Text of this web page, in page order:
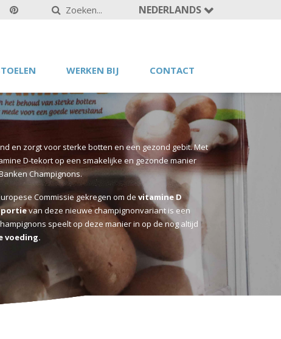
NEDERLANDS
WERKEN BIJ CONTACT
en zorgt voor sterke botten en een gezond gebit. Met
D-tekort op een smakelijke en gezonde manier
Champignons.
Commissie gekregen om de vitamine D
portievan deze nieuwe champignonvariant is een
speelt op deze manier in op de nog altijd
voeding.